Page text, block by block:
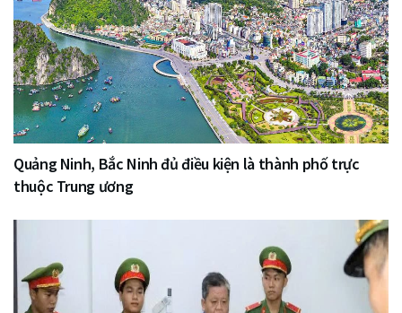
Quảng Ninh, Bắc Ninh đủ điều kiện là thành phố trực
thuộc Trung ương